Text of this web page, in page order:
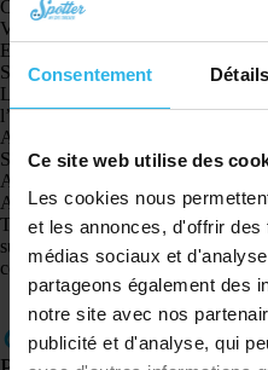
Consentement Détails
Ce site web utilise des
Les cookies nous
et les annonces, d'offrir
médias sociaux et
partageons également des
notre site avec nos
publicité et d'analyse, qui
Choisissez une couleur que vous
Voulez-vous également ajouter une
Enfin, choisissez combien de mois
Spotter.
Le Spotter est maintenant en cours
l’écran :
Assurez-vous que le Spotter est
Sortez pour une couverture optimale.
Allumez le Spotter.
Attendez le premier emplacement du
Toutes les fonctions sont maintenant
succès, vous pouvez fermer
commencer à utiliser le Spotter.